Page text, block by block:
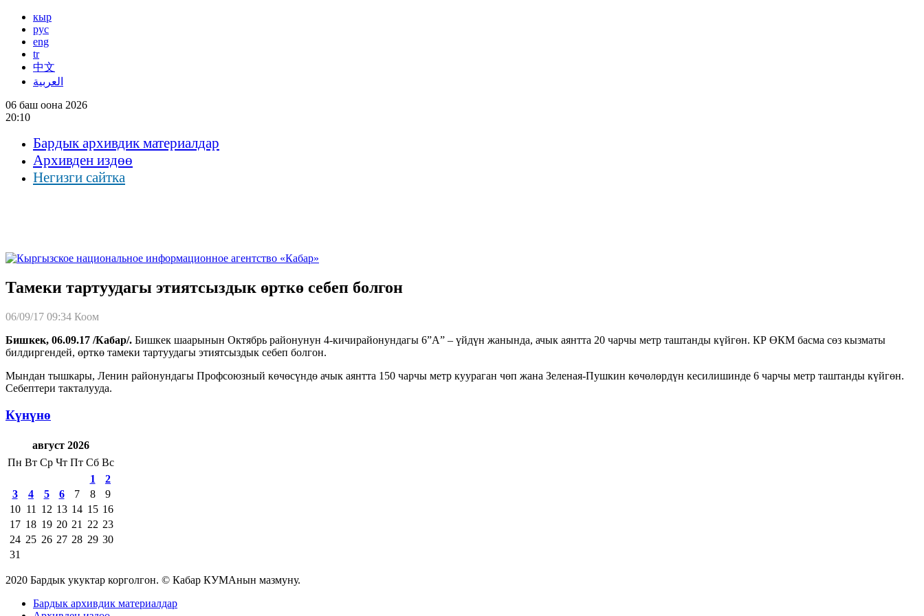
кыр
рус
eng
tr
中文
العربية
06 баш оона 2026
20:10
Бардык архивдик материалдар
Архивден издөө
Негизги сайтка
Тамеки тартуудагы этиятсыздык өрткө себеп болгон
06/09/17 09:34 Коом
Бишкек, 06.09.17 /Кабар/. Бишкек шаарынын Октябрь районунун 4-кичирайонундагы 6”А” – үйдүн жанында, ачык аянтта 20 чарчы метр таштанды күйгөн. КР ӨКМ басма сөз кызматы
билдиргендей, өрткө тамеки тартуудагы этиятсыздык себеп болгон.
Мындан тышкары, Ленин районундагы Профсоюзный көчөсүндө ачык аянтта 150 чарчы метр куураган чөп жана Зеленая-Пушкин көчөлөрдүн кесилишинде 6 чарчы метр таштанды күйгөн.
Себептери такталууда.
Күнүнө
август 2026
Пн Вт Ср Чт Пт Сб Вс
1
2
3
4 5 6 7 8
9
10 11 12 13 14 15 16
17 18 19 20 21 22 23
24 25 26 27 28 29 30
31
2020 Бардык укуктар корголгон. © Кабар КУМАнын мазмуну.
Бардык архивдик материалдар